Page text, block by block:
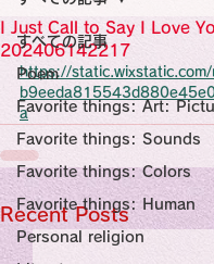
Wide Blog
Medicine
Religion
すべての記事
Poem
Favorite things: Art:
Favorite things: Sounds
Favorite things: Colors
Favorite things: Human
Personal religion
I Just Call to Say I Love
202406142217
https://
a
Recent Posts